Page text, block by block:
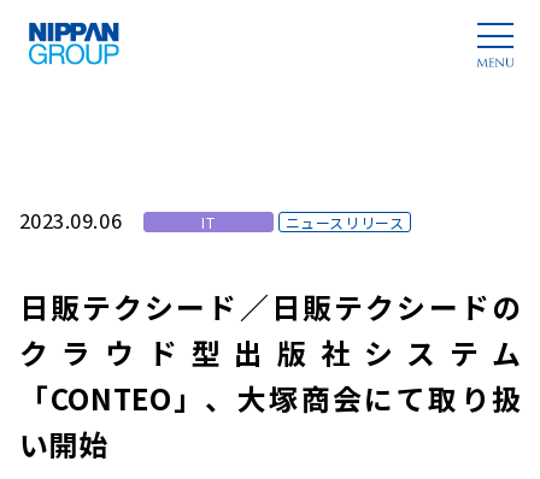
2023.09.06 IT ニュースリリース
日販テクシード／日販テクシードの
クラウド型出版社システム
「CONTEO」、大塚商会にて取り扱
い開始